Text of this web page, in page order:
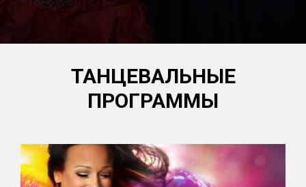
ТАНЦЕВАЛЬНЫЕ
ПРОГРАММЫ